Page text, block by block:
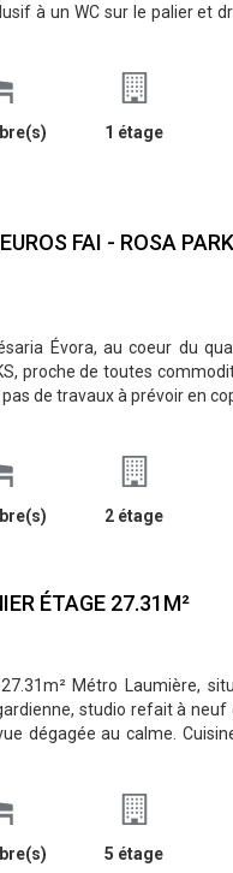
à un WC sur le palier et
1 étage
FAI - ROSA
Évora, au coeur du
proche de toutes
de travaux à prévoir en
2 étage
ÉTAGE 27.31M²
Métro Laumière,
studio refait à neuf
dégagée au calme.
5 étage